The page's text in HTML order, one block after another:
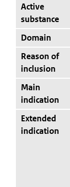
Active
substance
Domain
Reason of
inclusion
Main
indication
Extended
indication